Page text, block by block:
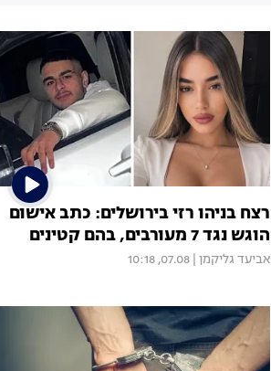
רצח בניהו רזי בירושלים: כתב אישום
הוגש נגד 7 מעורבים, בהם קטינים
אביעד גליקמן 07.08, 10:18